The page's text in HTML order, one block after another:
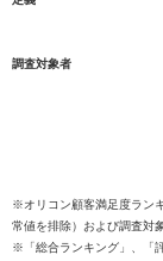
調査対象者
※オリコン顧客満足度ラン
常値を排除）および調査対
※「総合ランキング」、「